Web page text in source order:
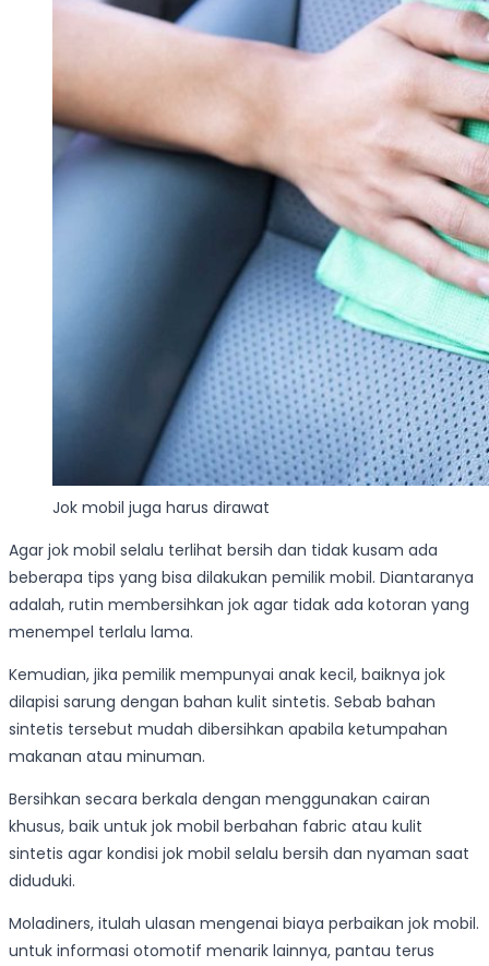
Jok mobil juga harus dirawat
Agar jok mobil selalu terlihat bersih dan tidak kusam ada
beberapa tips yang bisa dilakukan pemilik mobil. Diantaranya
adalah, rutin membersihkan jok agar tidak ada kotoran yang
menempel terlalu lama.
Kemudian, jika pemilik mempunyai anak kecil, baiknya jok
dilapisi sarung dengan bahan kulit sintetis. Sebab bahan
sintetis tersebut mudah dibersihkan apabila ketumpahan
makanan atau minuman.
Bersihkan secara berkala dengan menggunakan cairan
khusus, baik untuk jok mobil berbahan fabric atau kulit
sintetis agar kondisi jok mobil selalu bersih dan nyaman saat
diduduki.
Moladiners, itulah ulasan mengenai biaya perbaikan jok mobil.
untuk informasi otomotif menarik lainnya, pantau terus